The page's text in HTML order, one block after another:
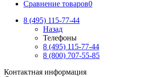
Сравнение товаров0
8 (495) 115-77-44
Назад
Телефоны
8 (495) 115-77-44
8 (800) 707-55-85
Контактная информация